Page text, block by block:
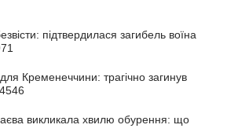
підтвердилася загибель воїна
Кременеччини: трагічно загинув
4546
викликала хвилю обурення: що